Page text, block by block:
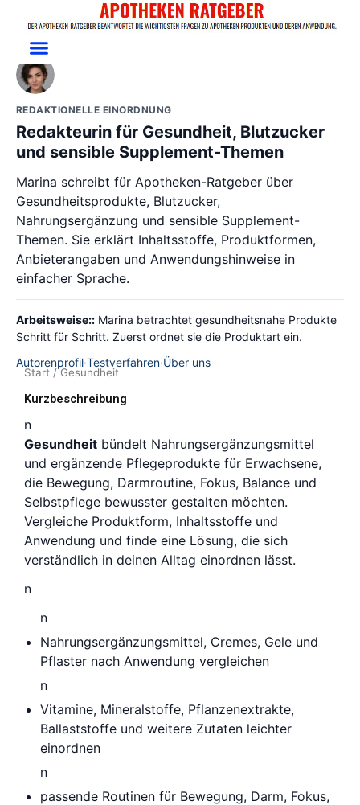
Inhalt
springen
Gesundheit: Supplements und Produkte richtig vergleichen
REDAKTIONELLE EINORDNUNG
Redakteurin für Gesundheit, Blutzucker
und sensible Supplement-Themen
Marina schreibt für Apotheken-Ratgeber über
Gesundheitsprodukte, Blutzucker,
Nahrungsergänzung und sensible Supplement-
Themen. Sie erklärt Inhaltsstoffe, Produktformen,
Anbieterangaben und Anwendungshinweise in
einfacher Sprache.
Arbeitsweise:: Marina betrachtet gesundheitsnahe Produkte
Schritt für Schritt. Zuerst ordnet sie die Produktart ein.
Autorenprofil·Testverfahren·Über uns
Start/ Gesundheit
Kurzbeschreibung
n
Gesundheit bündelt Nahrungsergänzungsmittel
und ergänzende Pflegeprodukte für Erwachsene,
die Bewegung, Darmroutine, Fokus, Balance und
Selbstpflege bewusster gestalten möchten.
Vergleiche Produktform, Inhaltsstoffe und
Anwendung und finde eine Lösung, die sich
verständlich in deinen Alltag einordnen lässt.
n
n
Nahrungsergänzungsmittel, Cremes, Gele und
Pflaster nach Anwendung vergleichen
n
Vitamine, Mineralstoffe, Pflanzenextrakte,
Ballaststoffe und weitere Zutaten leichter
einordnen
n
passende Routinen für Bewegung, Darm, Fokus,